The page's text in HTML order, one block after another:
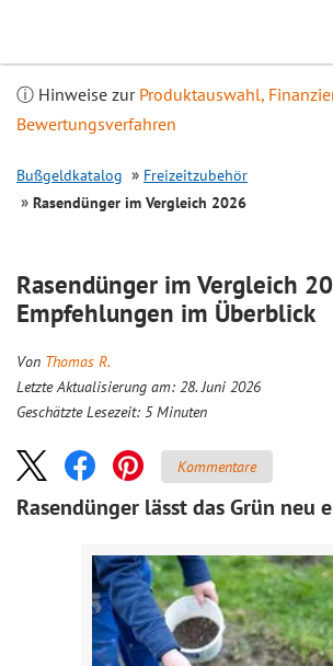
ⓘ Hinweise zur Produktauswahl,
Bewertungsverfahren
Bußgeldkatalog
Freizeitzubehör
Rasendünger im Vergleich 2026
Rasendünger im Vergleich
Empfehlungen im Überblick
Von Thomas R.
Letzte Aktualisierung am: 28. Juni 2026
Geschätzte Lesezeit: 5 Minuten
Kommentare
Rasendünger lässt das Grün neu